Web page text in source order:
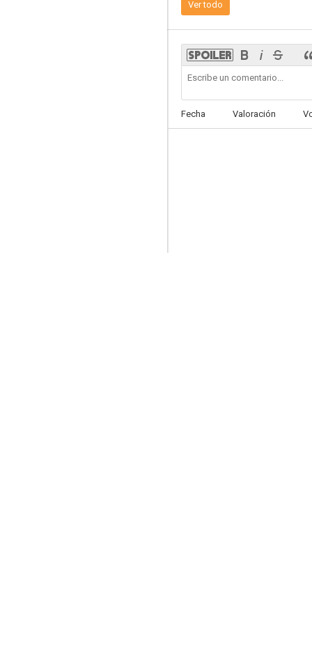
Ver todo
Fecha Valoración